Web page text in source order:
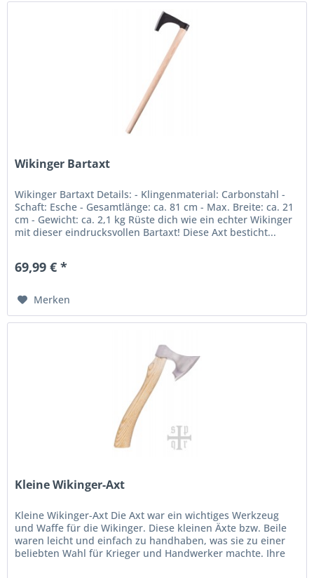
Wikinger Bartaxt
Wikinger Bartaxt Details: - Klingenmaterial: Carbonstahl -
Schaft: Esche - Gesamtlänge: ca. 81 cm - Max. Breite: ca. 21
cm - Gewicht: ca. 2,1 kg Rüste dich wie ein echter Wikinger
mit dieser eindrucksvollen Bartaxt! Diese Axt besticht...
69,99 € *
Merken
Kleine Wikinger-Axt
Kleine Wikinger-Axt Die Axt war ein wichtiges Werkzeug
und Waffe für die Wikinger. Diese kleinen Äxte bzw. Beile
waren leicht und einfach zu handhaben, was sie zu einer
beliebten Wahl für Krieger und Handwerker machte. Ihre